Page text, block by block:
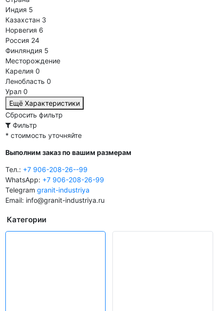
Индия 5
Казахстан 3
Норвегия 6
Россия 24
Финляндия 5
Месторождение
Карелия 0
Ленобласть 0
Урал 0
Ещё Характеристики
Сбросить фильтр
Фильтр
* стоимость уточняйте
Выполним заказ по вашим размерам
Тел.: +7 906-208-26--99
WhatsApp: +7 906-208-26-99
Telegram granit-industriya
Email: info@granit-industriya.ru
Категории